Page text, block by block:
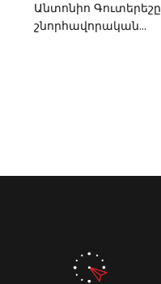
Անտոնիո Գուտերեշը
շնորհավորական...